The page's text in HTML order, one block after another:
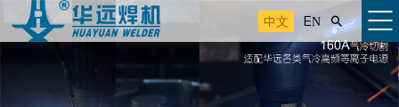
中文 EN 